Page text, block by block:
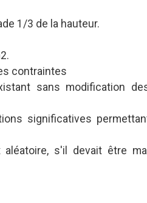
1/3 de la hauteur.
contraintes
sans modification
significatives
s'il devait être